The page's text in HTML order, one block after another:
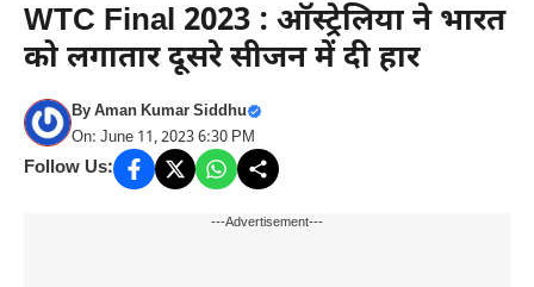
WTC Final 2023 : ऑस्ट्रेलिया ने भारत
को लगातार दूसरे सीजन में दी हार
ByAman Kumar Siddhu
On: June 11, 2023 6:30 PM
Follow Us:
---Advertisement---